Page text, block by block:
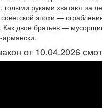
голыми руками хватают
эпохи —
двое братьев —
армянски.
от 10.04.2026